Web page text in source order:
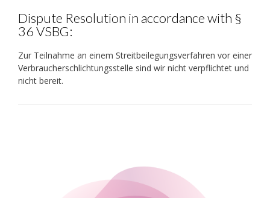
Dispute Resolution in accordance with §
36 VSBG:
Zur Teilnahme an einem Streitbeilegungsverfahren vor einer
Verbraucherschlichtungsstelle sind wir nicht verpflichtet und
nicht bereit.